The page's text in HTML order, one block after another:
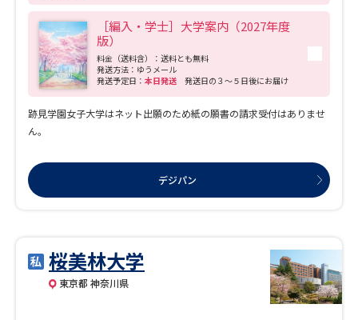
［編入・学士］大学案内（2027年度
版）
料金（送料含）：送料とも無料
発送方法：ゆうメール
発送予定日： 本日発送 発送日の３～５日後にお届け
跡見学園女子大学はネット出願のため紙の願書の請求受付はありませ
ん。
デジパン
桜美林大学
東京都 神奈川県